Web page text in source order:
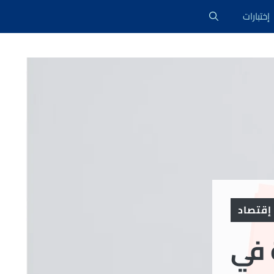
إختبارات
إقتصاد
في